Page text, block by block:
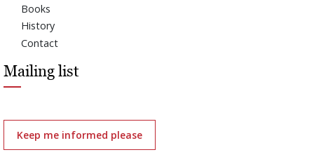
Books
History
Contact
Mailing list
Keep me informed please